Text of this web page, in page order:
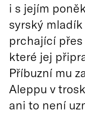
i s jejím
syrský
prchající
které jej
Příbuzní mu
Aleppu v
ani to není